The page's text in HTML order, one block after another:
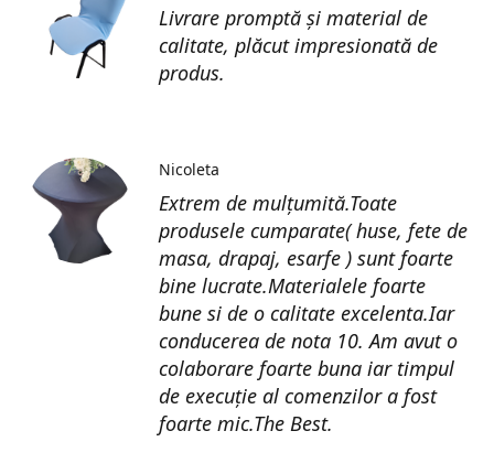
Livrare promptă și material de
calitate, plăcut impresionată de
produs.
Extrem de mulțumită.Toate
produsele cumparate( huse, fete de
masa, drapaj, esarfe ) sunt foarte
bine lucrate.Materialele foarte
bune si de o calitate excelenta.Iar
conducerea de nota 10. Am avut o
colaborare foarte buna iar timpul
de execuție al comenzilor a fost
foarte mic.The Best.
Nicoleta